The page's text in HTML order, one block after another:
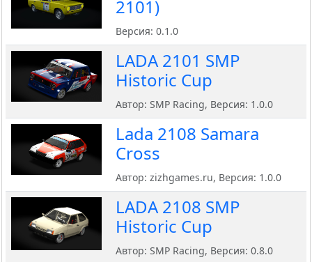
2101)
Версия: 0.1.0
LADA 2101 SMP
Historic Cup
Автор: SMP Racing, Версия: 1.0.0
Lada 2108 Samara
Cross
Автор: zizhgames.ru, Версия: 1.0.0
LADA 2108 SMP
Historic Cup
Автор: SMP Racing, Версия: 0.8.0